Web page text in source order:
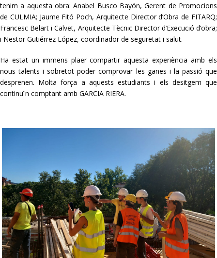
tenim a aquesta obra: Anabel Busco Bayón, Gerent de Promocions
de CULMIA; Jaume Fitó Poch, Arquitecte Director d’Obra de FITARQ;
Francesc Belart i Calvet, Arquitecte Tècnic Director d’Execució d’obra;
i Nestor Gutiérrez López, coordinador de seguretat i salut.
Ha estat un immens plaer compartir aquesta experiència amb els
nous talents i sobretot poder comprovar les ganes i la passió que
desprenen. Molta força a aquests estudiants i els desitgem que
continuïn comptant amb GARCIA RIERA.